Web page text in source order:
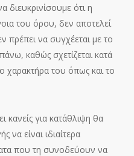
διευκρινίσουμε ότι η
του όρου, δεν αποτελεί
πρέπει να συγχέεται με το
καθώς σχετίζεται κατά
χαρακτήρα του όπως και το
κανείς για κατάθλιψη θα
να είναι ιδιαίτερα
που τη συνοδεύουν να